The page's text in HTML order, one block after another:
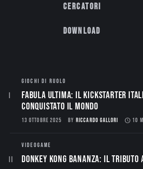
Cercatori
Download
GIOCHI DI RUOLO
Fabula Ultima: il Kickstarter
conquistato il mondo
13 OTTOBRE 2025 BY RICCARDO GALLORI 10
VIDEOGAME
Donkey Kong Bananza: Il Tributo